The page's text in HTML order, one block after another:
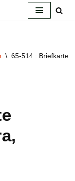
\ 65-514 : Briefkarte